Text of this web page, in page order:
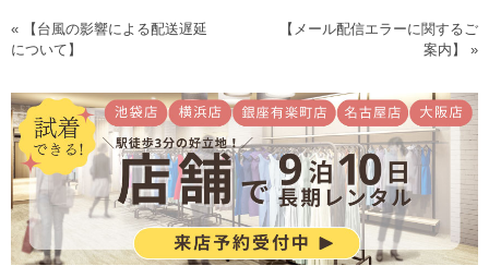
«
【台風の影響による配送遅延
について】
【メール配信エラーに関するご
案内】
»